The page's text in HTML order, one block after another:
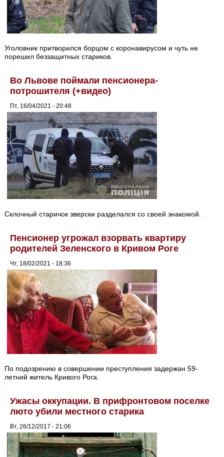
Уголовник притворился борцом с коронавирусом и чуть не
порешил беззащитных стариков.
Во Львове поймали пенсионера-
потрошителя (+видео)
Пт, 16/04/2021 - 20:48
Склочный старичок зверски разделался со своей знакомой.
Пенсионер угрожал взорвать квартиру
родителей Зеленского в Кривом Роге
Чт, 18/02/2021 - 18:36
По подозрению в совершении преступления задержан 59-
летний житель Кривого Рога.
Ужасы оккупации. В прифронтовом поселке
люто убили местного старика
Вт, 26/12/2017 - 21:06